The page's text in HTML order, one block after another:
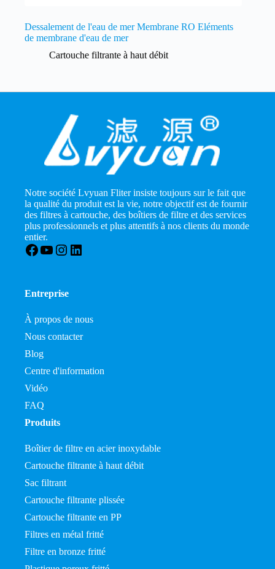
Dessalement de l'eau de mer Membrane RO Eléments
de membrane d'eau de mer
Cartouche filtrante à haut débit
Notre société Lvyuan Fliter insiste toujours sur le fait que
la qualité du produit est la vie, notre objectif est de fournir
des filtres à cartouche, des boîtiers de filtre et des services
plus professionnels et plus attentifs à nos clients du monde
entier.
Facebook
YouTube
Instagram
LinkedIn
Entreprise
À propos de nous
Nous contacter
Blog
Centre d'information
Vidéo
FAQ
Produits
Boîtier de filtre en acier inoxydable
Cartouche filtrante à haut débit
Sac filtrant
Cartouche filtrante plissée
Cartouche filtrante en PP
Filtres en métal fritté
Filtre en bronze fritté